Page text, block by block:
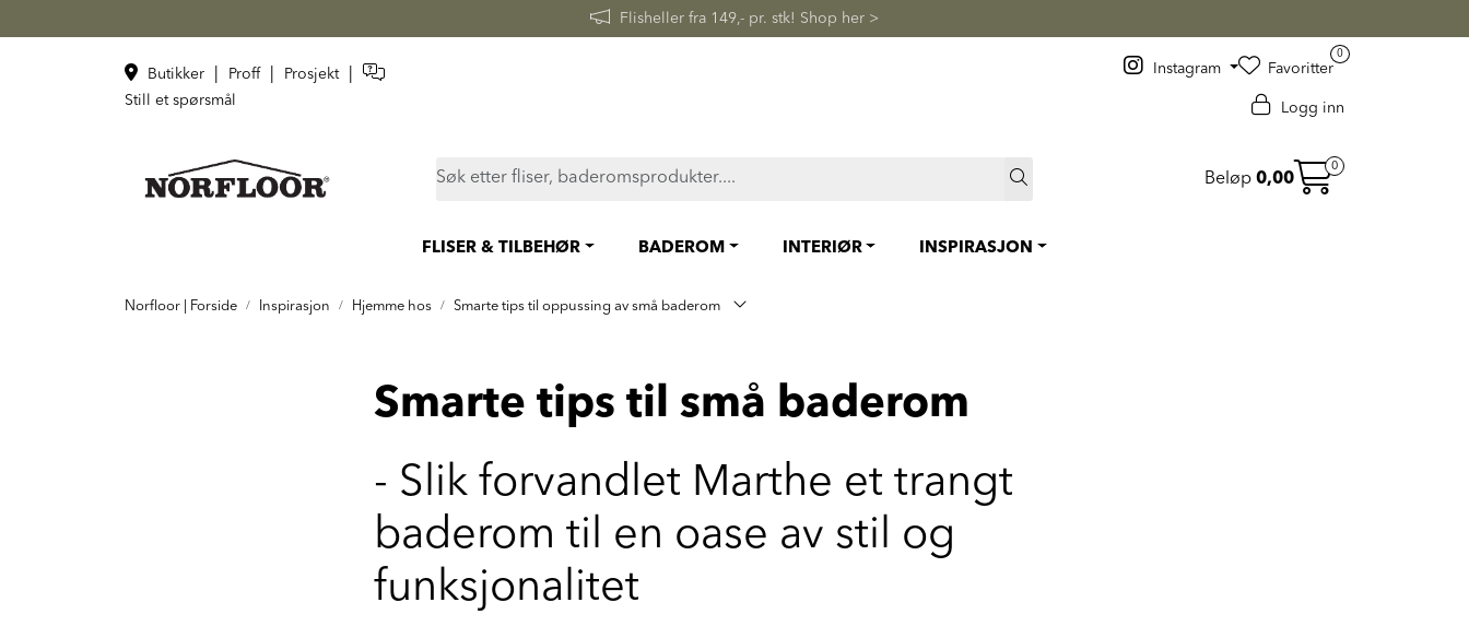
FAST LAVPRIS på en rekke fliser og baderomsprodukter. Shop her >
Butikker Proff Prosjekt
Still et spørsmål
Instagram
0
Favoritter
Logg inn
Beløp 0,00
0
FLISER & TILBEHØR BADEROM INTERIØR INSPIRASJON
Norfloor | Forside Inspirasjon Hjemme hos Smarte tips til oppussing av små baderom
Smarte tips til små baderom
- Slik forvandlet Marthe et trangt
baderom til en oase av stil og
funksjonalitet